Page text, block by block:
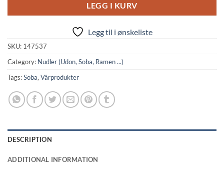
LEGG I KURV
Legg til i ønskeliste
SKU: 147537
Category: Nudler (Udon, Soba, Ramen ...)
Tags:Soba,Vårprodukter
DESCRIPTION
ADDITIONAL INFORMATION